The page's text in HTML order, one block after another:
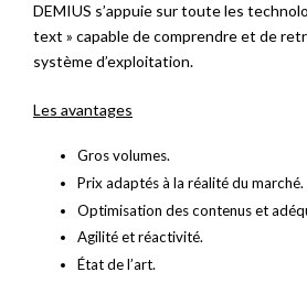
DEMIUS s’appuie sur toute les
text » capable de comprendre et de
système d’exploitation.
Les avantages
Gros volumes.
Prix adaptés à la réalité du marché.
Optimisation des contenus et
Agilité et réactivité.
État de l’art.